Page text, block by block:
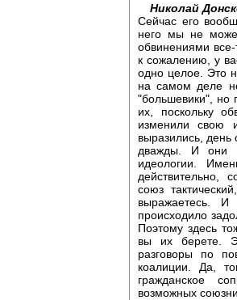
Николай
Сейчас его
него мы не
обвинениями все-
к сожалению, у
одно целое. Это
на самом деле
"большевики", но
их, поскольку
изменили свою
выразились,
дважды. И они
идеологии.
действительно,
союз
выражаетесь. И
происходило
Поэтому здесь
вы их берете.
разговоры по
коалиции. Да,
гражданское
возможных